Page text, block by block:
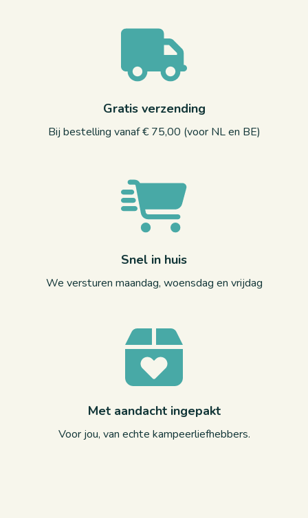
Gratis verzending
Bij bestelling vanaf € 75,00 (voor NL en BE)
Snel in huis
We versturen maandag, woensdag en vrijdag
Met aandacht ingepakt
Voor jou, van echte kampeerliefhebbers.